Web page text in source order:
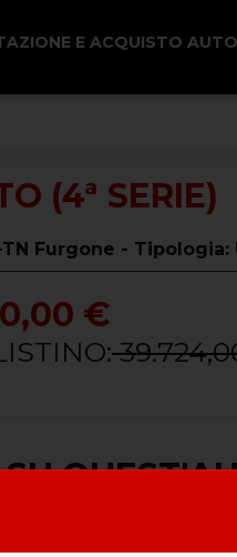
E ACQUISTO AUTO
(4ª SERIE)
Furgone - Tipologia:
€
SU